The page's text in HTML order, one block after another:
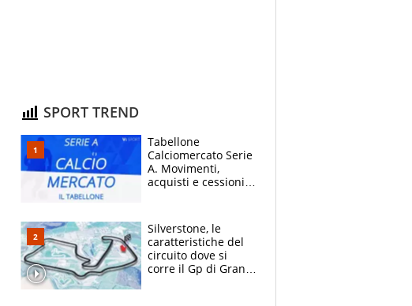
SPORT TREND
Tabellone
Calciomercato Serie
A. Movimenti,
acquisti e cessioni:
Silverstone, le
caratteristiche del
circuito dove si
corre il Gp di Gran